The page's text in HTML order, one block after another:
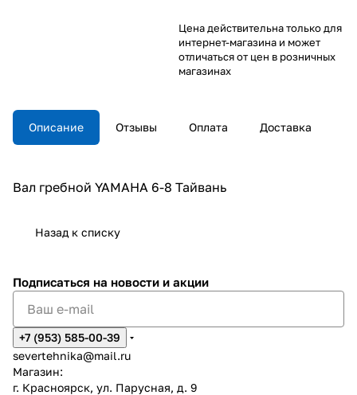
Цена действительна только для
интернет-магазина и может
отличаться от цен в розничных
магазинах
Описание Отзывы Оплата Доставка
Вал гребной YAMAHA 6-8 Тайвань
Назад к списку
Подписаться на новости и акции
+7 (953) 585-00-39
severtehnika@mail.ru
Магазин:
г. Красноярск, ул. Парусная, д. 9